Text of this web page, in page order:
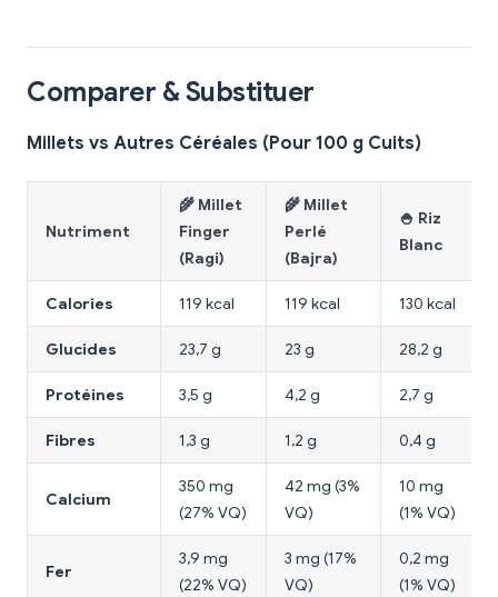
Comparer & Substituer
Millets vs Autres Céréales (Pour 100 g Cuits)
Nutriment
🌾 Millet
Finger
(Ragi)
🌾 Millet
Perlé
(Bajra)
🍚 Riz
Blanc
Calories 119 kcal 119 kcal 130 kcal
Glucides 23,7 g 23 g 28,2 g
Protéines 3,5 g 4,2 g 2,7 g
Fibres 1,3 g 1,2 g 0,4 g
Calcium
350 mg
(27% VQ)
42 mg (3%
VQ)
10 mg
(1% VQ)
Fer
3,9 mg
(22% VQ)
3 mg (17%
VQ)
0,2 mg
(1% VQ)